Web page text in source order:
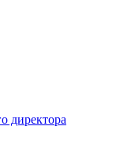
директора